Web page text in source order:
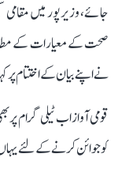
جائے، وزیرپور میں مقامی
صحت کے معیارات کے
نے اپنے بیان کے اختتام پر
قومی آواز اب ٹیلی گرام
کو جوائن کرنے کے لئے